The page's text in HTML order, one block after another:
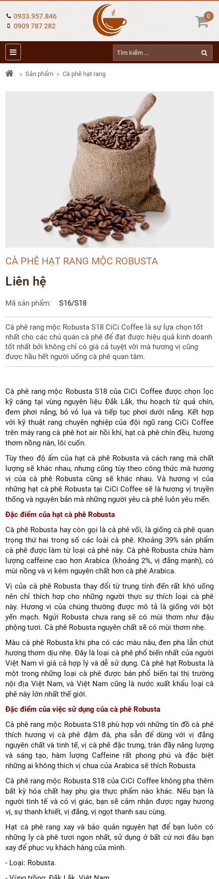
0933.957.846
0909 787 282
0
Sản phẩm Cà phê hạt rang
CÀ PHÊ HẠT RANG MỘC ROBUSTA
Liên hệ
Mã sản phẩm: S16/S18
Cà phê rang mộc Robusta S18 CiCi Coffee là sự lựa chọn tốt
nhất cho các chủ quán cà phê để đạt được hiệu quả kinh doanh
tốt nhất bởi không chỉ có giá cả tuyệt vời mà hương vị cũng
được hầu hết người uống cà phê quan tâm.
Cà phê rang mộc Robusta S18 của CiCi Coffee được chọn lọc
kỹ càng tại vùng nguyên liệu Đắk Lắk, thu hoạch từ quả chín,
đem phơi nắng, bỏ vỏ lụa và tiếp tục phơi dưới nắng. Kết hợp
với kỹ thuật rang chuyên nghiệp của đội ngũ rang CiCi Coffee
trên máy rang cà phê hot air hồi khí, hạt cà phê chín đều, hương
thơm nồng nàn, lôi cuốn.
Tùy theo độ ẩm của hạt cà phê Robusta và cách rang mà chất
lượng sẽ khác nhau, nhưng cũng tùy theo công thức mà hương
vị của cà phê Robusta cũng sẽ khác nhau. Và hương vị của
những hạt cà phê Robusta tại CiCi Coffee sẽ là hương vị truyền
thống và nguyên bản mà những người yêu cà phê luôn yêu mến.
Đặc điểm của hạt cà phê Robusta
Cà phê Robusta hay còn gọi là cà phê vối, là giống cà phê quan
trọng thứ hai trong số các loài cà phê. Khoảng 39% sản phẩm
cà phê được làm từ loại cà phê này. Cà phê Robusta chứa hàm
lượng caffeine cao hơn Arabica (khoảng 2%, vị đắng mạnh), có
mùi nồng và vị kém nguyên chất hơn cà phê Arabica.
Vị của cà phê Robusta thay đổi từ trung tính đến rất khó uống
nên chỉ thích hợp cho những người thực sự thích loại cà phê
này. Hương vị của chúng thường được mô tả là giống với bột
yến mạch. Ngửi Robusta chưa rang sẽ có mùi thơm như đậu
phộng tươi. Cà phê Robusta nguyên chất sẽ có mùi thơm nhẹ.
Màu cà phê Robusta khi pha có các màu nâu, đen pha lẫn chút
hương thơm dịu nhẹ. Đây là loại cà phê phổ biến nhất của người
Việt Nam vì giá cả hợp lý và dễ sử dụng. Cà phê hạt Robusta là
một trong những loại cà phê được bán phổ biến tại thị trường
nội địa Việt Nam, và Việt Nam cũng là nước xuất khẩu loại cà
phê này lớn nhất thế giới.
Đặc điểm của việc sử dụng của cà phê Robusta
Cà phê rang mộc Robusta S18 phù hợp với những tín đồ cà phê
thích hương vị cà phê đậm đà, pha sẵn để dùng với vị đắng
nguyên chất và tinh tế, vị cà phê đặc trưng, ​​tràn đầy năng lượng
và sáng tạo, hàm lượng Caffeine rất phong phú và đặc biệt
những ai không thích vị chua của Arabica sẽ thích Robusta
Cà phê rang mộc Robusta S18 của CiCi Coffee không pha thêm
bất kỳ hóa chất hay phụ gia thực phẩm nào khác. Nếu bạn là
người tinh tế và có vị giác, bạn sẽ cảm nhận được ngay hương
vị, sự thanh khiết, vị đắng, vị ngọt thanh sau cùng.
Hạt cà phê rang xay và bảo quản nguyên hạt để bạn luôn có
những ly cà phê tươi ngon nhất, sử dụng ở bất cứ nơi đâu bạn
xay để phục vụ khách hàng của mình.
- Loại: Robusta.